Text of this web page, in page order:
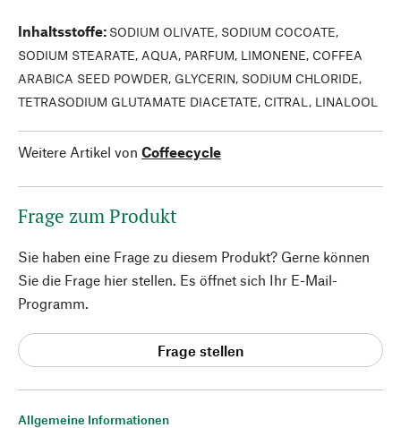
Allgemeine Informationen
Inhaltsstoffe: SODIUM OLIVATE, SODIUM COCOATE,
SODIUM STEARATE, AQUA, PARFUM, LIMONENE, COFFEA
ARABICA SEED POWDER, GLYCERIN, SODIUM CHLORIDE,
TETRASODIUM GLUTAMATE DIACETATE, CITRAL, LINALOOL
Weitere Artikel von Coffeecycle
Frage zum Produkt
Sie haben eine Frage zu diesem Produkt? Gerne können
Sie die Frage hier stellen. Es öffnet sich Ihr E-Mail-
Programm.
Frage stellen